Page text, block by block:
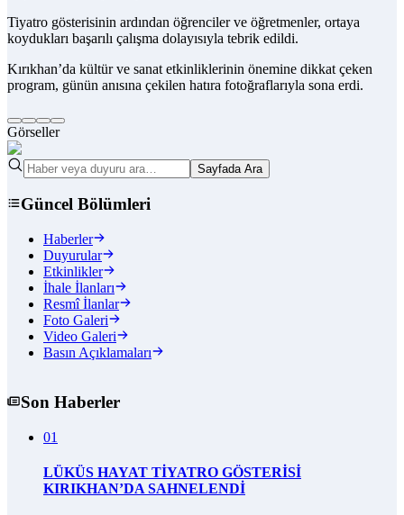
Tiyatro gösterisinin ardından öğrenciler ve öğretmenler, ortaya
koydukları başarılı çalışma dolayısıyla tebrik edildi.
Kırıkhan’da kültür ve sanat etkinliklerinin önemine dikkat çeken
program, günün anısına çekilen hatıra fotoğraflarıyla sona erdi.
Görseller
Sayfada Ara
Güncel Bölümleri
Haberler
Duyurular
Etkinlikler
İhale İlanları
Resmî İlanlar
Foto Galeri
Video Galeri
Basın Açıklamaları
Son Haberler
01
LÜKÜS HAYAT TİYATRO GÖSTERİSİ
KIRIKHAN’DA SAHNELENDİ